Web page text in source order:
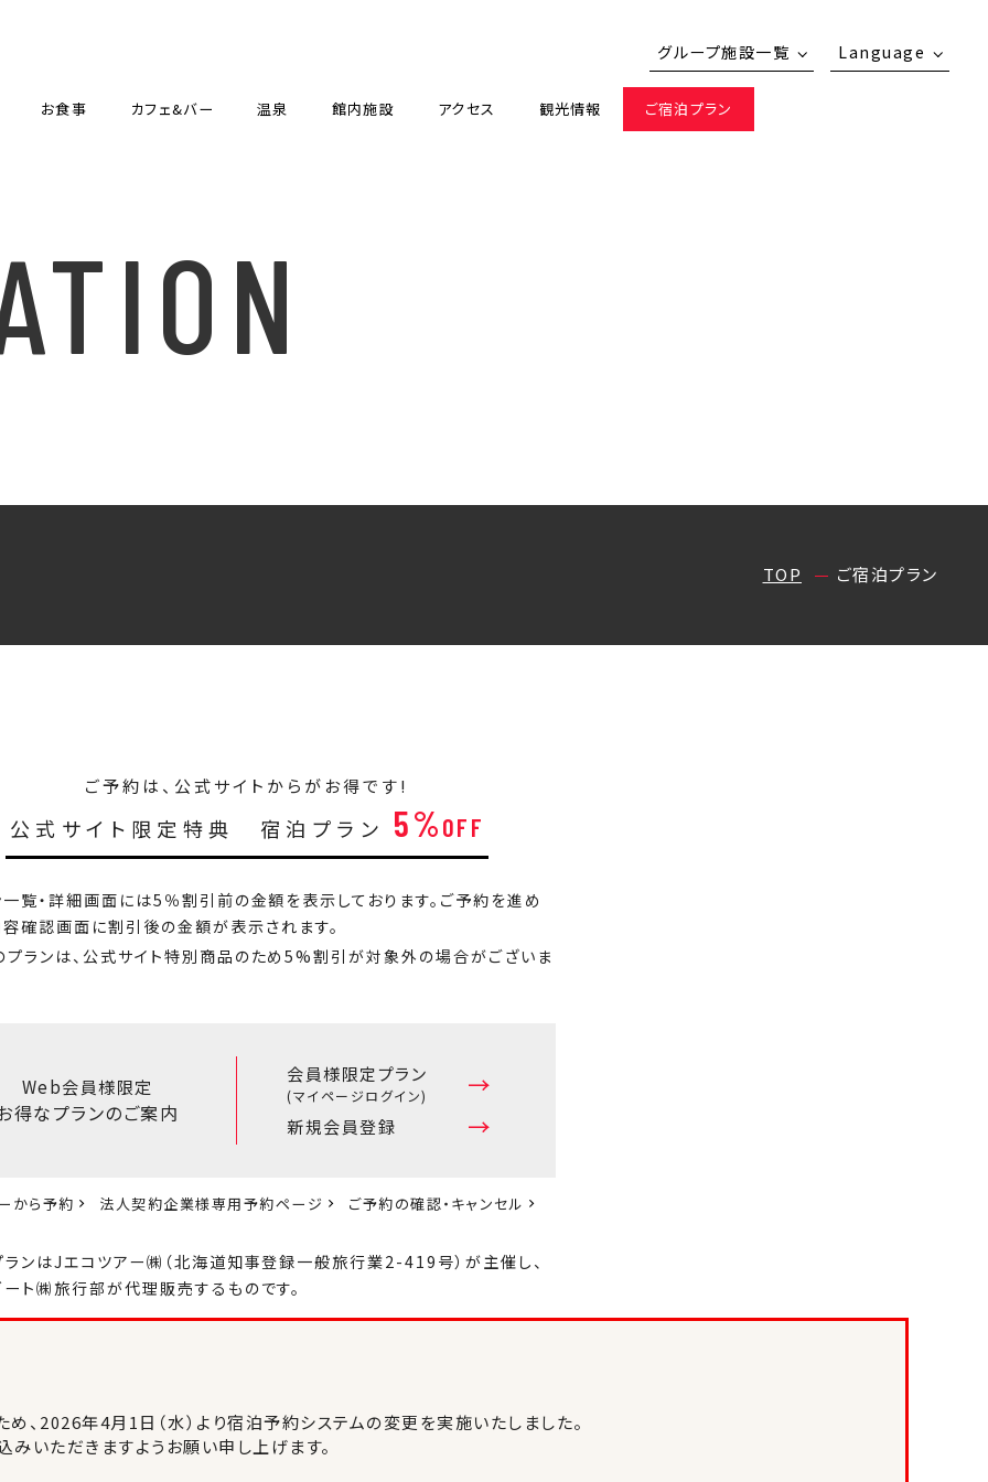
グループ施設一覧 Language
お食事 カフェ&バー 温泉 館内施設 アクセス 観光情報 ご宿泊プラン
TOP ご宿泊プラン
ご予約は、公式サイトからがお得です!
公式サイト限定特典 宿泊プラン 5%OFF
覧・詳細画面には5％割引前の金額を表示しております。ご予約を進め
確認画面に割引後の金額が表示されます。
ランは、公式サイト特別商品のため5%割引が対象外の場合がございま
Web会員様限定
得なプランのご案内
会員様限定プラン
(マイページログイン)
新規会員登録
から予約 法人契約企業様専用予約ページ ご予約の確認・キャンセル
ランはJエコツアー㈱（北海道知事登録一般旅行業2-419号）が主催し、
ト㈱旅行部が代理販売するものです。
、2026年4月1日（水）より宿泊予約システムの変更を実施いたしました。
いただきますようお願い申し上げます。